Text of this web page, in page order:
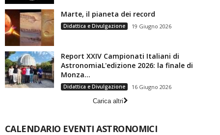
Marte, il pianeta dei record
Didattica e Divulgazione 19 Giugno 2026
Report XXIV Campionati Italiani di
AstronomiaL'edizione 2026: la finale di
Monza...
Didattica e Divulgazione
16 Giugno 2026
Carica altri
CALENDARIO EVENTI ASTRONOMICI